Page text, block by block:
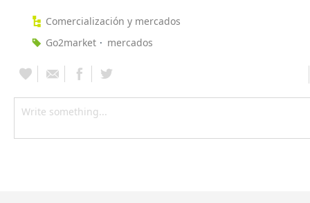
Comercialización y mercados
Go2market
mercados